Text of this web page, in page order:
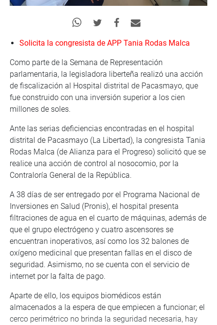
Solicita la congresista de APP Tania Rodas Malca
Como parte de la Semana de Representación
parlamentaria, la legisladora liberteña realizó una acción
de fiscalización al Hospital distrital de Pacasmayo, que
fue construido con una inversión superior a los cien
millones de soles.
Ante las serias deficiencias encontradas en el hospital
distrital de Pacasmayo (La Libertad), la congresista Tania
Rodas Malca (de Alianza para el Progreso) solicitó que se
realice una acción de control al nosocomio, por la
Contraloría General de la República.
A 38 días de ser entregado por el Programa Nacional de
Inversiones en Salud (Pronis), el hospital presenta
filtraciones de agua en el cuarto de máquinas, además de
que el grupo electrógeno y cuatro ascensores se
encuentran inoperativos, así como los 32 balones de
oxígeno medicinal que presentan fallas en el disco de
seguridad. Asimismo, no se cuenta con el servicio de
internet por la falta de pago.
Aparte de ello, los equipos biomédicos están
almacenados a la espera de que empiecen a funcionar; el
cerco perimétrico no brinda la seguridad necesaria, hay